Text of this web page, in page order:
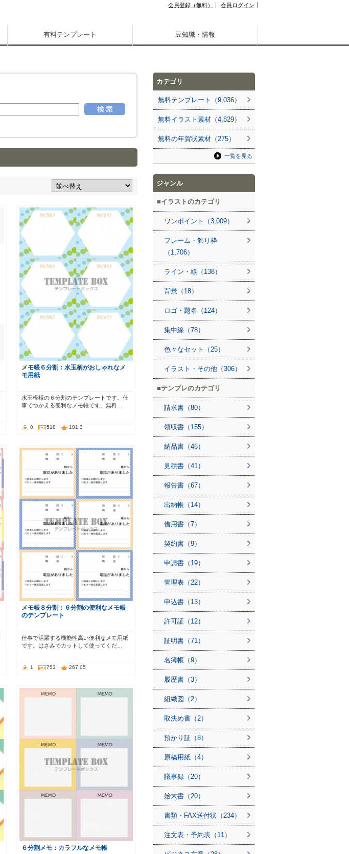
会員登録（無料） 会員ログイン
有料テンプレート 豆知識・情報
メモ帳６分割：水玉柄がおしゃれなメ
モ用紙
水玉模様の６分割のテンプレートです。仕
事でつかえる便利なメモ帳です。無料…
0 518 181.3
メモ帳８分割：６分割の便利なメモ帳
のテンプレート
仕事で活躍する機能性高い便利なメモ用紙
です。はさみでカットして使ってくだ…
1 753 267.05
６分割メモ：カラフルなメモ帳
カテゴリ
無料テンプレート（9,036）
無料イラスト素材（4,829）
無料の年賀状素材（275）
一覧を見る
ジャンル
イラストのカテゴリ
ワンポイント（3,009）
フレーム・飾り枠
（1,706）
ライン・線（138）
背景（18）
ロゴ・題名（124）
集中線（78）
色々なセット（25）
イラスト・その他（306）
テンプレのカテゴリ
請求書（80）
領収書（155）
納品書（46）
見積書（41）
報告書（67）
出納帳（14）
借用書（7）
契約書（9）
申請書（19）
管理表（22）
申込書（13）
許可証（12）
証明書（71）
名簿帳（9）
履歴書（3）
組織図（2）
取決め書（2）
預かり証（8）
原稿用紙（4）
議事録（20）
始末書（20）
書類・FAX送付状（234）
注文表・予約表（11）